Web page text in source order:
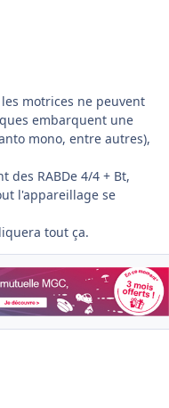
les motrices ne peuvent
embarquent une
mono, entre autres),
des RABDe 4/4 + Bt,
l'appareillage se
tout ça.